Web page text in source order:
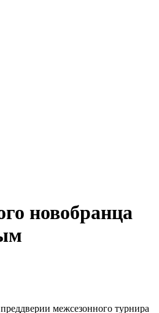
новобранца
межсезонного турнира